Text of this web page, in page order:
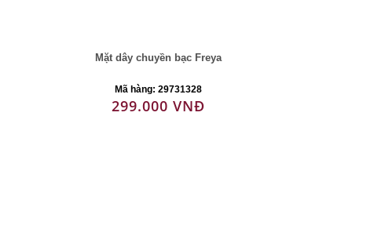
Mặt dây chuyền bạc Freya
Mã hàng: 29731328
299.000 VNĐ